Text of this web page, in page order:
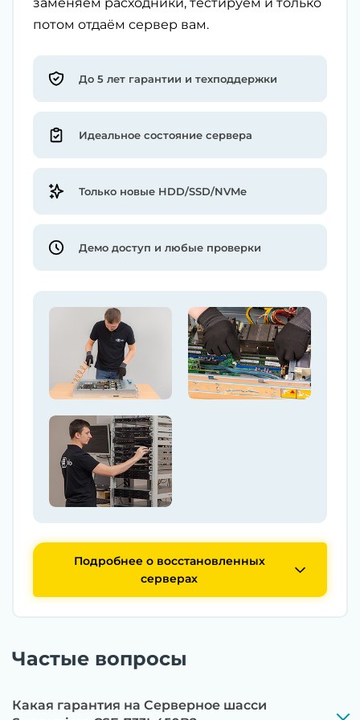
потом отдаём сервер вам.
До 5 лет гарантии и техподдержки
Идеальное состояние сервера
Только новые HDD/SSD/NVMe
Демо доступ и любые проверки
Подробнее о восстановленных
серверах
Частые вопросы
Какая гарантия на Серверное шасси